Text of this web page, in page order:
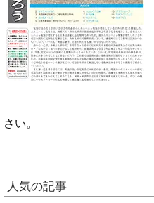
さい。
人気の記事